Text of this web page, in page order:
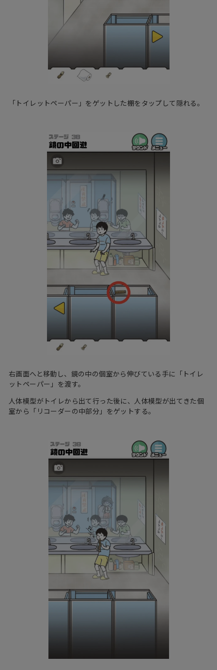
「トイレットペーパー」をゲットした棚をタップして隠れる。
右画面へと移動し、鏡の中の個室から伸びている手に「トイレ
ットペーパー」を渡す。
人体模型がトイレから出て行った後に、人体模型が出てきた個
室から「リコーダーの中部分」をゲットする。